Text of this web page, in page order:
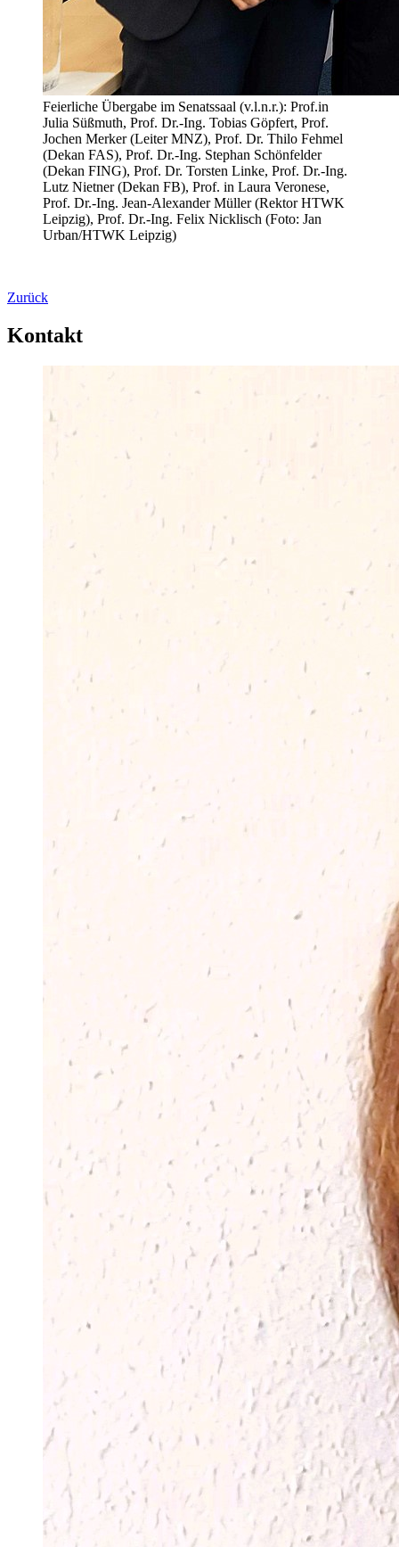
Feierliche Übergabe im Senatssaal (v.l.n.r.): Prof.in
Julia Süßmuth, Prof. Dr.-Ing. Tobias Göpfert, Prof.
Jochen Merker (Leiter MNZ), Prof. Dr. Thilo Fehmel
(Dekan FAS), Prof. Dr.-Ing. Stephan Schönfelder
(Dekan FING), Prof. Dr. Torsten Linke, Prof. Dr.-Ing.
Lutz Nietner (Dekan FB), Prof. in Laura Veronese,
Prof. Dr.-Ing. Jean-Alexander Müller (Rektor HTWK
Leipzig), Prof. Dr.-Ing. Felix Nicklisch (Foto: Jan
Urban/HTWK Leipzig)
Zurück
Kontakt